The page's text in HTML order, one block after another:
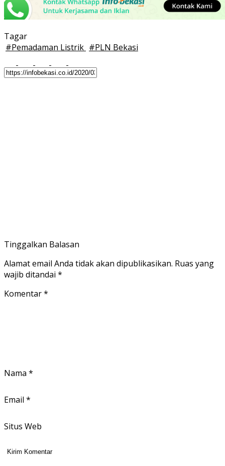
Tagar
#Pemadaman Listrik #PLN Bekasi
Tinggalkan Balasan
Alamat email Anda tidak akan dipublikasikan. Ruas yang
wajib ditandai *
Komentar*
Nama *
Email *
Situs Web